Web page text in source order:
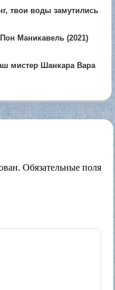
твои воды замутились
Пон Маникавель (2021)
мистер Шанкара Вара
Обязательные поля